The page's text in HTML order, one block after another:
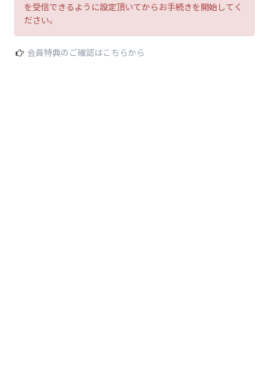
を受信できるように設定頂いてからお手続きを開始してく
ださい。
会員特典のご確認はこちらから